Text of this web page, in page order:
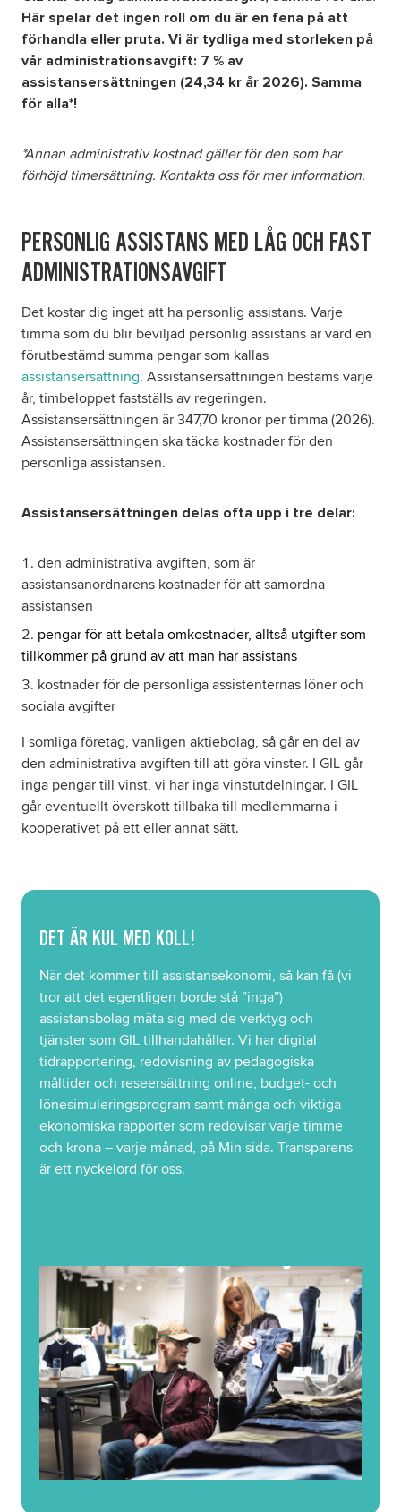
Om oss
Tillgänglighetsredogörelse
Formulär
Här spelar det ingen roll om du är en fena på att
förhandla eller pruta. Vi är tydliga med storleken på
vår administrationsavgift: 7 % av
assistansersättningen (24,34 kr år 2026). Samma
för alla*!
*Annan administrativ kostnad gäller för den som har
förhöjd timersättning. Kontakta oss för mer information.
PERSONLIG ASSISTANS MED LÅG OCH FAST
ADMINISTRATIONSAVGIFT
Det kostar dig inget att ha personlig assistans. Varje
timma som du blir beviljad personlig assistans är värd en
förutbestämd summa pengar som kallas
assistansersättning. Assistansersättningen bestäms varje
år, timbeloppet fastställs av regeringen.
Assistansersättningen är 347,70 kronor per timma (2026).
Assistansersättningen ska täcka kostnader för den
personliga assistansen.
Assistansersättningen delas ofta upp i tre delar:
den administrativa avgiften, som är
assistansanordnarens kostnader för att samordna
assistansen
pengar för att betala omkostnader, alltså utgifter som
tillkommer på grund av att man har assistans
kostnader för de personliga assistenternas löner och
sociala avgifter
I somliga företag, vanligen aktiebolag, så går en del av
den administrativa avgiften till att göra vinster. I GIL går
inga pengar till vinst, vi har inga vinstutdelningar. I GIL
går eventuellt överskott tillbaka till medlemmarna i
kooperativet på ett eller annat sätt.
DET ÄR KUL MED KOLL!
När det kommer till assistansekonomi, så kan få (vi
tror att det egentligen borde stå ”inga”)
assistansbolag mäta sig med de verktyg och
tjänster som GIL tillhandahåller. Vi har digital
tidrapportering, redovisning av pedagogiska
måltider och reseersättning online, budget- och
lönesimuleringsprogram samt många och viktiga
ekonomiska rapporter som redovisar varje timme
och krona – varje månad, på Min sida. Transparens
är ett nyckelord för oss.